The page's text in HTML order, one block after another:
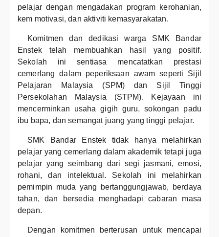
pelajar dengan mengadakan program kerohanian,
kem motivasi, dan aktiviti kemasyarakatan.
Komitmen dan dedikasi warga SMK Bandar
Enstek telah membuahkan hasil yang positif.
Sekolah ini sentiasa mencatatkan prestasi
cemerlang dalam peperiksaan awam seperti Sijil
Pelajaran Malaysia (SPM) dan Sijil Tinggi
Persekolahan Malaysia (STPM). Kejayaan ini
mencerminkan usaha gigih guru, sokongan padu
ibu bapa, dan semangat juang yang tinggi pelajar.
SMK Bandar Enstek tidak hanya melahirkan
pelajar yang cemerlang dalam akademik tetapi juga
pelajar yang seimbang dari segi jasmani, emosi,
rohani, dan intelektual. Sekolah ini melahirkan
pemimpin muda yang bertanggungjawab, berdaya
tahan, dan bersedia menghadapi cabaran masa
depan.
Dengan komitmen berterusan untuk mencapai